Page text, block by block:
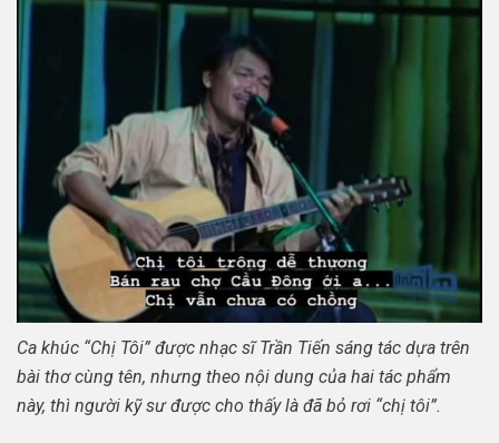
Ca khúc “Chị Tôi” được nhạc sĩ Trần Tiến sáng tác dựa trên
bài thơ cùng tên, nhưng theo nội dung của hai tác phẩm
này, thì người kỹ sư được cho thấy là đã bỏ rơi “chị tôi”.